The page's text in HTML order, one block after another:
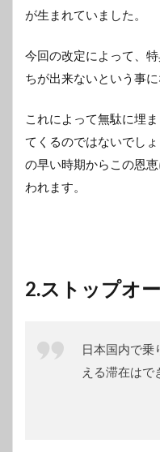
が生まれていました。
今回の改定によって、
ちが出来ないという事に
これによって無駄に埋
てくるのではないでし
の早い時期からこの恩
われます。
2.ストップオ
日本国内で乗
える滞在はで